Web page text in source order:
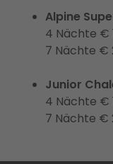
Alpine
4 Nächte €
7 Nächte €
Junior
4 Nächte €
7 Nächte €